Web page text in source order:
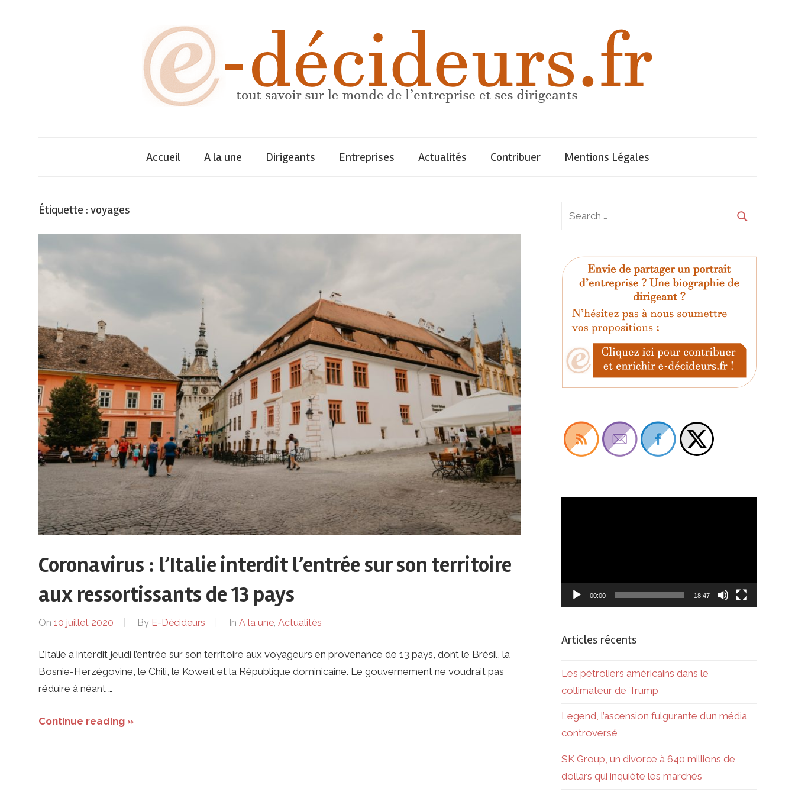
tout
savoir
sur
le
monde
de
lentreprise
et
ses
dirigeants
de
Accueil A la une Dirigeants Entreprises Actualités Contribuer Mentions Légales
Étiquette : voyages
Coronavirus : l’Italie interdit l’entrée sur son territoire
aux ressortissants de 13 pays
On 10 juillet 2020 By E-Décideurs In A la une, Actualités
L’Italie a interdit jeudi l’entrée sur son territoire aux voyageurs en provenance de 13 pays, dont le Brésil, la
Bosnie-Herzégovine, le Chili, le Koweït et la République dominicaine. Le gouvernement ne voudrait pas
réduire à néant …
Continue reading »
00:00 18:47
Articles récents
Les pétroliers américains dans le
collimateur de Trump
Legend, l’ascension fulgurante d’un média
controversé
SK Group, un divorce à 640 millions de
dollars qui inquiète les marchés